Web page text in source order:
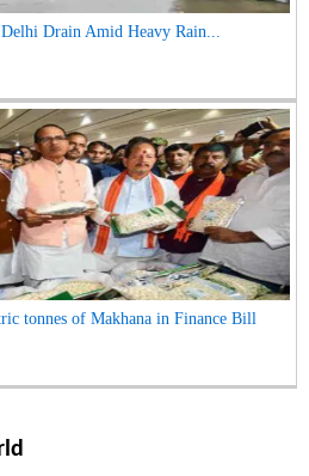
Drain Amid Heavy Rain...
tonnes of Makhana in Finance Bill